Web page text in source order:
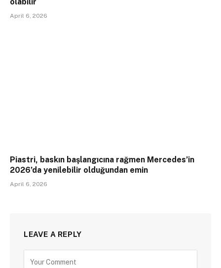
olabilir
April 6, 2026
Piastri, baskın başlangıcına rağmen Mercedes’in
2026’da yenilebilir olduğundan emin
April 6, 2026
LEAVE A REPLY